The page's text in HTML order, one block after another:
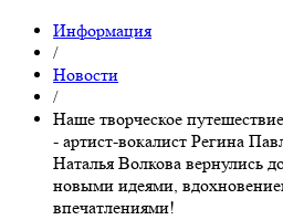
Информация
/
Новости
/
Наше творческое
- артист-вокалист Регина
Наталья Волкова вернулись
новыми идеями,
впечатлениями!